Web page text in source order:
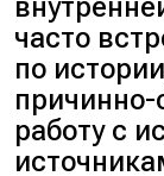
часто
по
работу с